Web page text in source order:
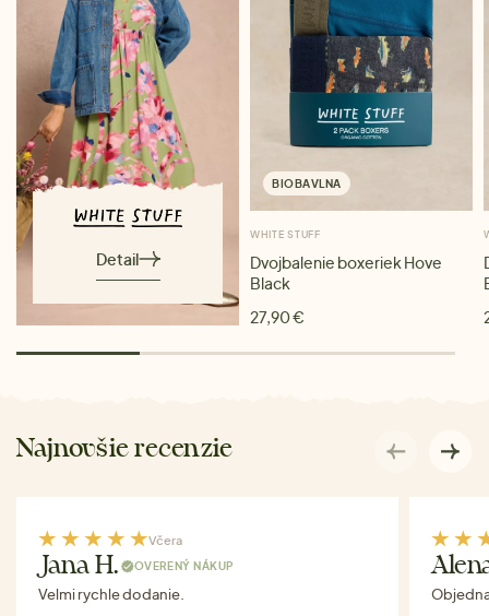
Detail
BIOBAVLNA
WHITE STUFF
Dvojbalenie boxeriek Hove
Black
27,90 €
Najnovšie recenzie
Včera
Jana H. OVERENÝ NÁKUP
Velmi rychle dodanie.